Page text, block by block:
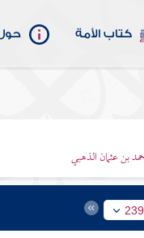
كتاب الأمة
بن عثمان الذهبي
239